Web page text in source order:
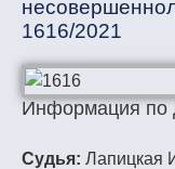
1616/2021
Информация по
Судья: Лапицкая